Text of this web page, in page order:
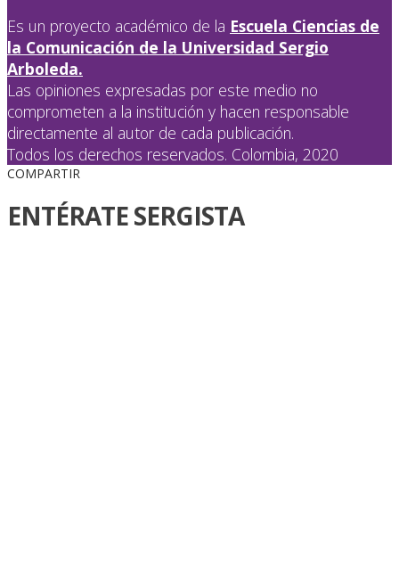
Es un proyecto académico de la Escuela Ciencias de
la Comunicación de la Universidad Sergio
Arboleda.
Las opiniones expresadas por este medio no
comprometen a la institución y hacen responsable
directamente al autor de cada publicación.
Todos los derechos reservados. Colombia, 2020
COMPARTIR
ENTÉRATE SERGISTA